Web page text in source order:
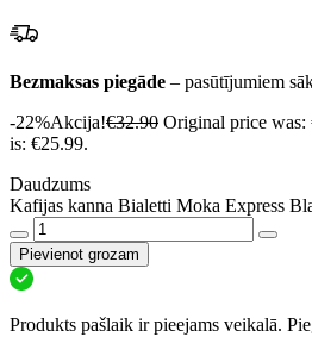
Bezmaksas piegāde – pasūtījumiem
-22%Akcija!€32.90 Original price was:
is: €25.99.
Daudzums
Kafijas kanna Bialetti Moka Express
Pievienot grozam
Produkts pašlaik ir pieejams veikalā.